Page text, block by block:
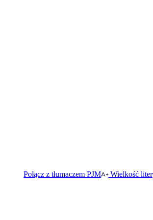
Połącz z tłumaczem PJM Wielkość liter